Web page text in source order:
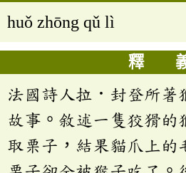
huǒ zhōng qǔ lì
釋
法國詩人拉．封登所著
故事。敘述一隻狡猾的
取栗子，結果貓爪上的